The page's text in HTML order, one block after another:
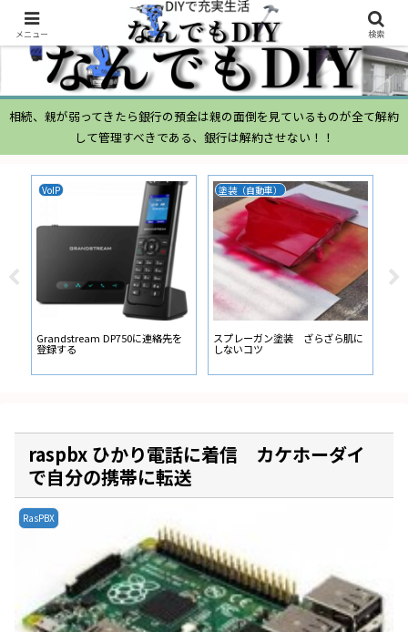
相続、親が弱ってきたら銀行の預金は親の面倒を見ているものが全て解約
して管理すべきである、銀行は解約させない！！
VoIP
Grandstream DP750に連絡先を
登録する
塗装（自動車）
スプレーガン塗装 ざらざら肌に
しないコツ
ム
raspbx ひかり電話に着信 カケホーダイ
で自分の携帯に転送
RasPBX
メニュー 検索